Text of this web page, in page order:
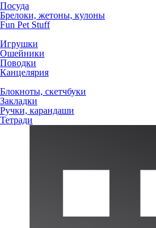
Посуда
Брелоки, жетоны, кулоны
Fun Pet Stuff
Игрушки
Ошейники
Поводки
Канцелярия
Блокноты, скетчбуки
Закладки
Ручки, карандаши
Тетради